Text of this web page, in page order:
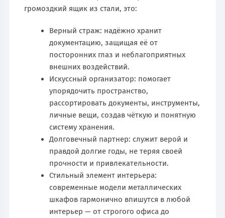
громоздкий ящик из стали, это:
Верный страж: надёжно хранит
документацию, защищая её от
посторонних глаз и неблагоприятных
внешних воздействий.
Искусcный организатор: помогает
упорядочить пространство,
рассортировать документы, инструменты,
личные вещи, создав чёткую и понятную
систему хранения.
Долговечный партнер: служит верой и
правдой долгие годы, не теряя своей
прочности и привлекательности.
Стильный элемент интерьера:
современные модели металлических
шкафов гармонично впишутся в любой
интерьер — от строгого офиса до